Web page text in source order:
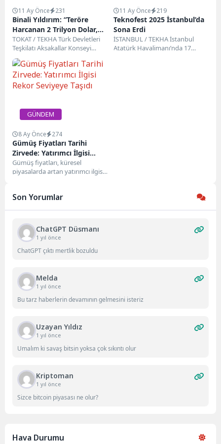
11 Ay Önce 231
Binali Yıldırım: “Teröre
Harcanan 2 Trilyon Dolar,
Türkiye’yi 7’nci Büyük
Ekonomi Yapabilirdi”
TOKAT / TEKHA Türk Devletleri
Teşkilatı Aksakallar Konseyi
Başkanı Binali Yıldırım, son 40
yılda teröre...
11 Ay Önce 219
Teknofest 2025 İstanbul’da
Sona Erdi
İSTANBUL / TEKHA İstanbul
Atatürk Havalimanı’nda 17
GÜNDEM
8 Ay Önce 274
Gümüş Fiyatları Tarihi
Zirvede: Yatırımcı İlgisi
Rekor Seviyeye Taşıdı
Gümüş fiyatları, küresel
piyasalarda artan yatırımcı ilgisi
zirvelerini...
Son Yorumlar
ChatGPT Düsmanı
1 yıl önce
ChatGPT çıktı mertlik bozuldu
Melda
1 yıl önce
Bu tarz haberlerin devamının gelmesini isteriz
Uzayan Yıldız
1 yıl önce
Umalım ki savaş bitsin yoksa çok sıkıntı olur
Kriptoman
1 yıl önce
Sizce bitcoin piyasası ne olur?
Hava Durumu